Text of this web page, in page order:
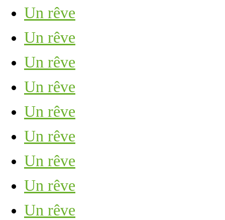
Un rêve
Un rêve
Un rêve
Un rêve
Un rêve
Un rêve
Un rêve
Un rêve
Un rêve